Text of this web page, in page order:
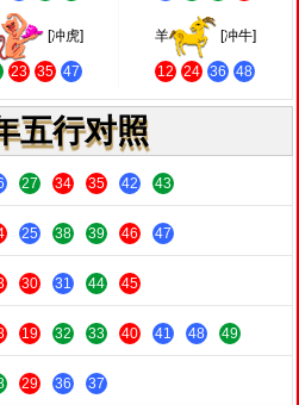
[冲虎]
23 35 47
羊 [冲牛]
12 24 36 48
五行对照
27 34 35 42 43
25 38 39 46 47
30 31 44 45
19 32 33 40 41 48 49
29 36 37